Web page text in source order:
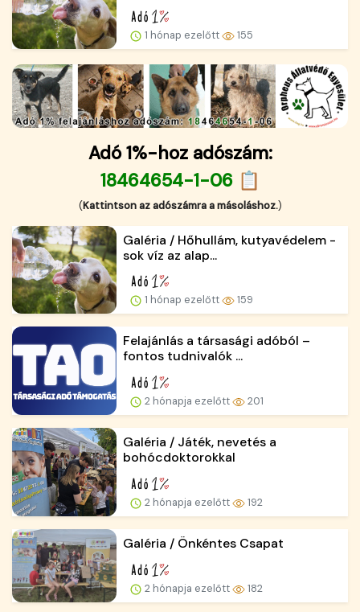
1 hónap ezelőtt 155
Adó 1%-hoz adószám:
18464654-1-06 📋
(Kattintson az adószámra a másoláshoz.)
Galéria / Hőhullám, kutyavédelem -
sok víz az alap...
1 hónap ezelőtt 159
Felajánlás a társasági adóból –
fontos tudnivalók ...
2 hónapja ezelőtt 201
Galéria / Játék, nevetés a
bohócdoktorokkal
2 hónapja ezelőtt 192
Galéria / Önkéntes Csapat
2 hónapja ezelőtt 182